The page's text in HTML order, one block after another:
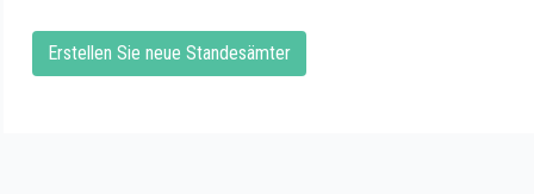
Erstellen Sie neue Standesämter